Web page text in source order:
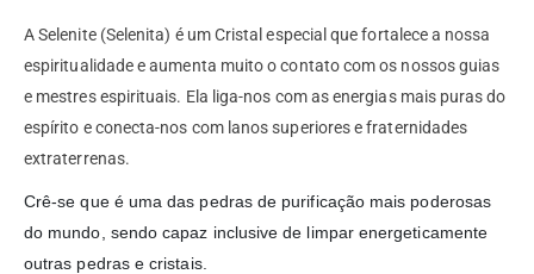
A Selenite (Selenita) é um Cristal especial que fortalece a nossa
espiritualidade e aumenta muito o contato com os nossos guias
e mestres espirituais. Ela liga-nos com as energias mais puras do
espírito e conecta-nos com lanos superiores e fraternidades
extraterrenas.
Crê-se que é uma das pedras de purificação mais poderosas
do mundo, sendo capaz inclusive de limpar energeticamente
outras pedras e cristais.